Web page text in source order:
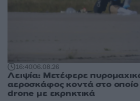
16:4006.08.26
Λειψία: Μετέφερε
αεροσκάφος κοντά στο
drone με εκρηκτικά